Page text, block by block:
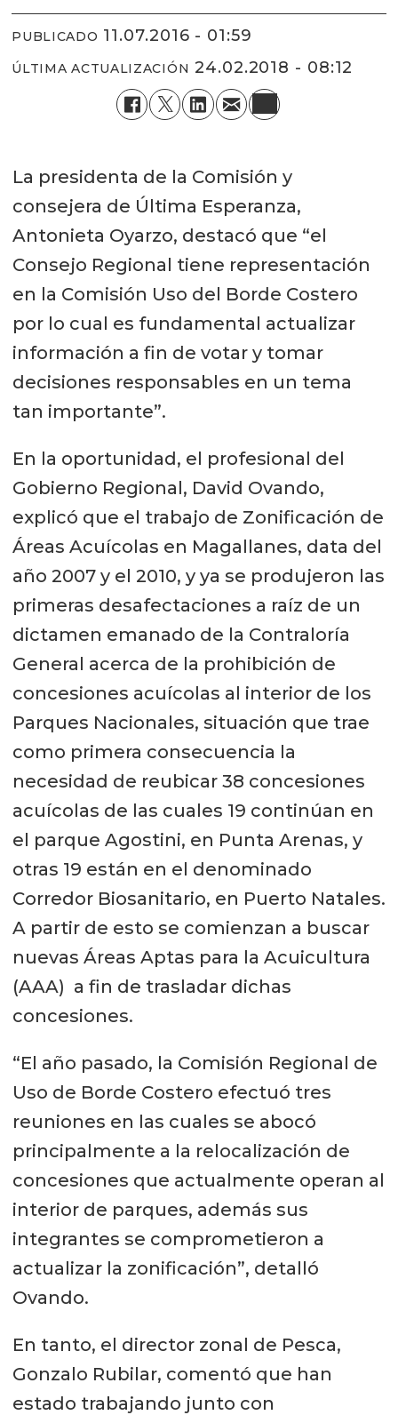
PUBLICADO 11.07.2016 - 01:59
ÚLTIMA ACTUALIZACIÓN 24.02.2018 - 08:12
La presidenta de la Comisión y
consejera de Última Esperanza,
Antonieta Oyarzo, destacó que “el
Consejo Regional tiene representación
en la Comisión Uso del Borde Costero
por lo cual es fundamental actualizar
información a fin de votar y tomar
decisiones responsables en un tema
tan importante”.
En la oportunidad, el profesional del
Gobierno Regional, David Ovando,
explicó que el trabajo de Zonificación de
Áreas Acuícolas en Magallanes, data del
año 2007 y el 2010, y ya se produjeron las
primeras desafectaciones a raíz de un
dictamen emanado de la Contraloría
General acerca de la prohibición de
concesiones acuícolas al interior de los
Parques Nacionales, situación que trae
como primera consecuencia la
necesidad de reubicar 38 concesiones
acuícolas de las cuales 19 continúan en
el parque Agostini, en Punta Arenas, y
otras 19 están en el denominado
Corredor Biosanitario, en Puerto Natales.
A partir de esto se comienzan a buscar
nuevas Áreas Aptas para la Acuicultura
(AAA) a fin de trasladar dichas
concesiones.
“El año pasado, la Comisión Regional de
Uso de Borde Costero efectuó tres
reuniones en las cuales se abocó
principalmente a la relocalización de
concesiones que actualmente operan al
interior de parques, además sus
integrantes se comprometieron a
actualizar la zonificación”, detalló
Ovando.
En tanto, el director zonal de Pesca,
Gonzalo Rubilar, comentó que han
estado trabajando junto con